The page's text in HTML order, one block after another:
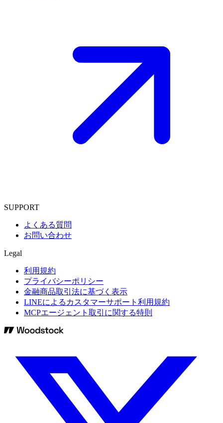
SUPPORT
よくある質問
お問い合わせ
Legal
利用規約
プライバシーポリシー
金融商品取引法に基づく表示
LINEによるカスタマーサポート利用規約
MCPエージェント取引に関する特則